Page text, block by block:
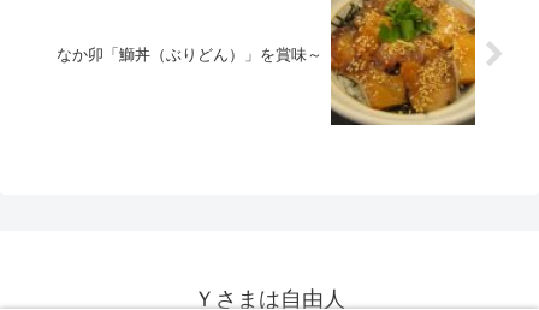
なか卯「鰤丼（ぶりどん）」を賞味～
Ｙさまは自由人